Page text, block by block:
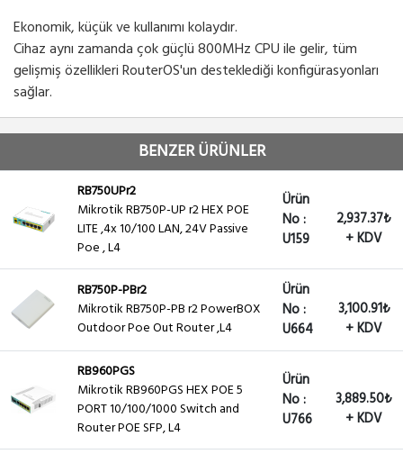
Ekonomik, küçük ve kullanımı kolaydır.
Cihaz aynı zamanda çok güçlü 800MHz CPU ile gelir, tüm
gelişmiş özellikleri RouterOS'un desteklediği konfigürasyonları
sağlar.
BENZER ÜRÜNLER
RB750UPr2
Mikrotik RB750P-UP r2 HEX POE
LITE ,4x 10/100 LAN, 24V Passive
Poe , L4
Ürün
No :
U159
2,937.37₺
+ KDV
RB750P-PBr2
Mikrotik RB750P-PB r2 PowerBOX
Outdoor Poe Out Router ,L4
Ürün
No :
U664
3,100.91₺
+ KDV
RB960PGS
Mikrotik RB960PGS HEX POE 5
PORT 10/100/1000 Switch and
Router POE SFP, L4
Ürün
No :
U766
3,889.50₺
+ KDV